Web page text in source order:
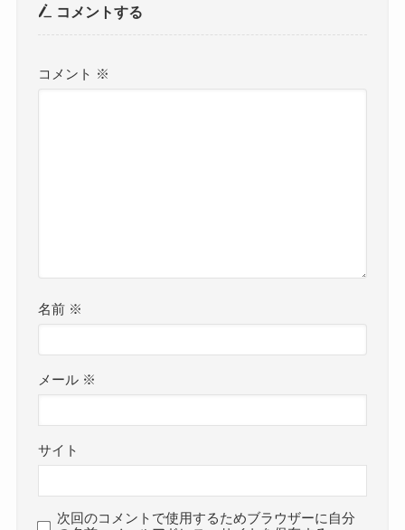
コメントする
コメント ※
名前 ※
メール ※
サイト
次回のコメントで使用するためブラウザーに自分